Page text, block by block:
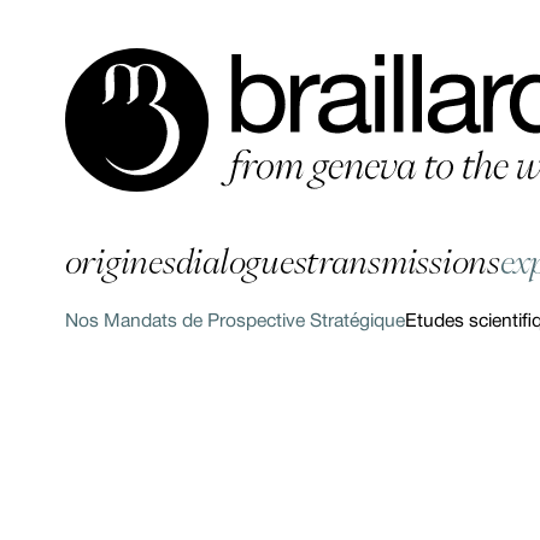
originesdialoguestransmissions
Nos Mandats de Prospective StratégiqueEtudes